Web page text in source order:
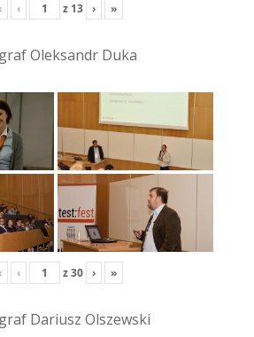
‹ z 13 › »
Oleksandr Duka
‹ z30 › »
Dariusz Olszewski